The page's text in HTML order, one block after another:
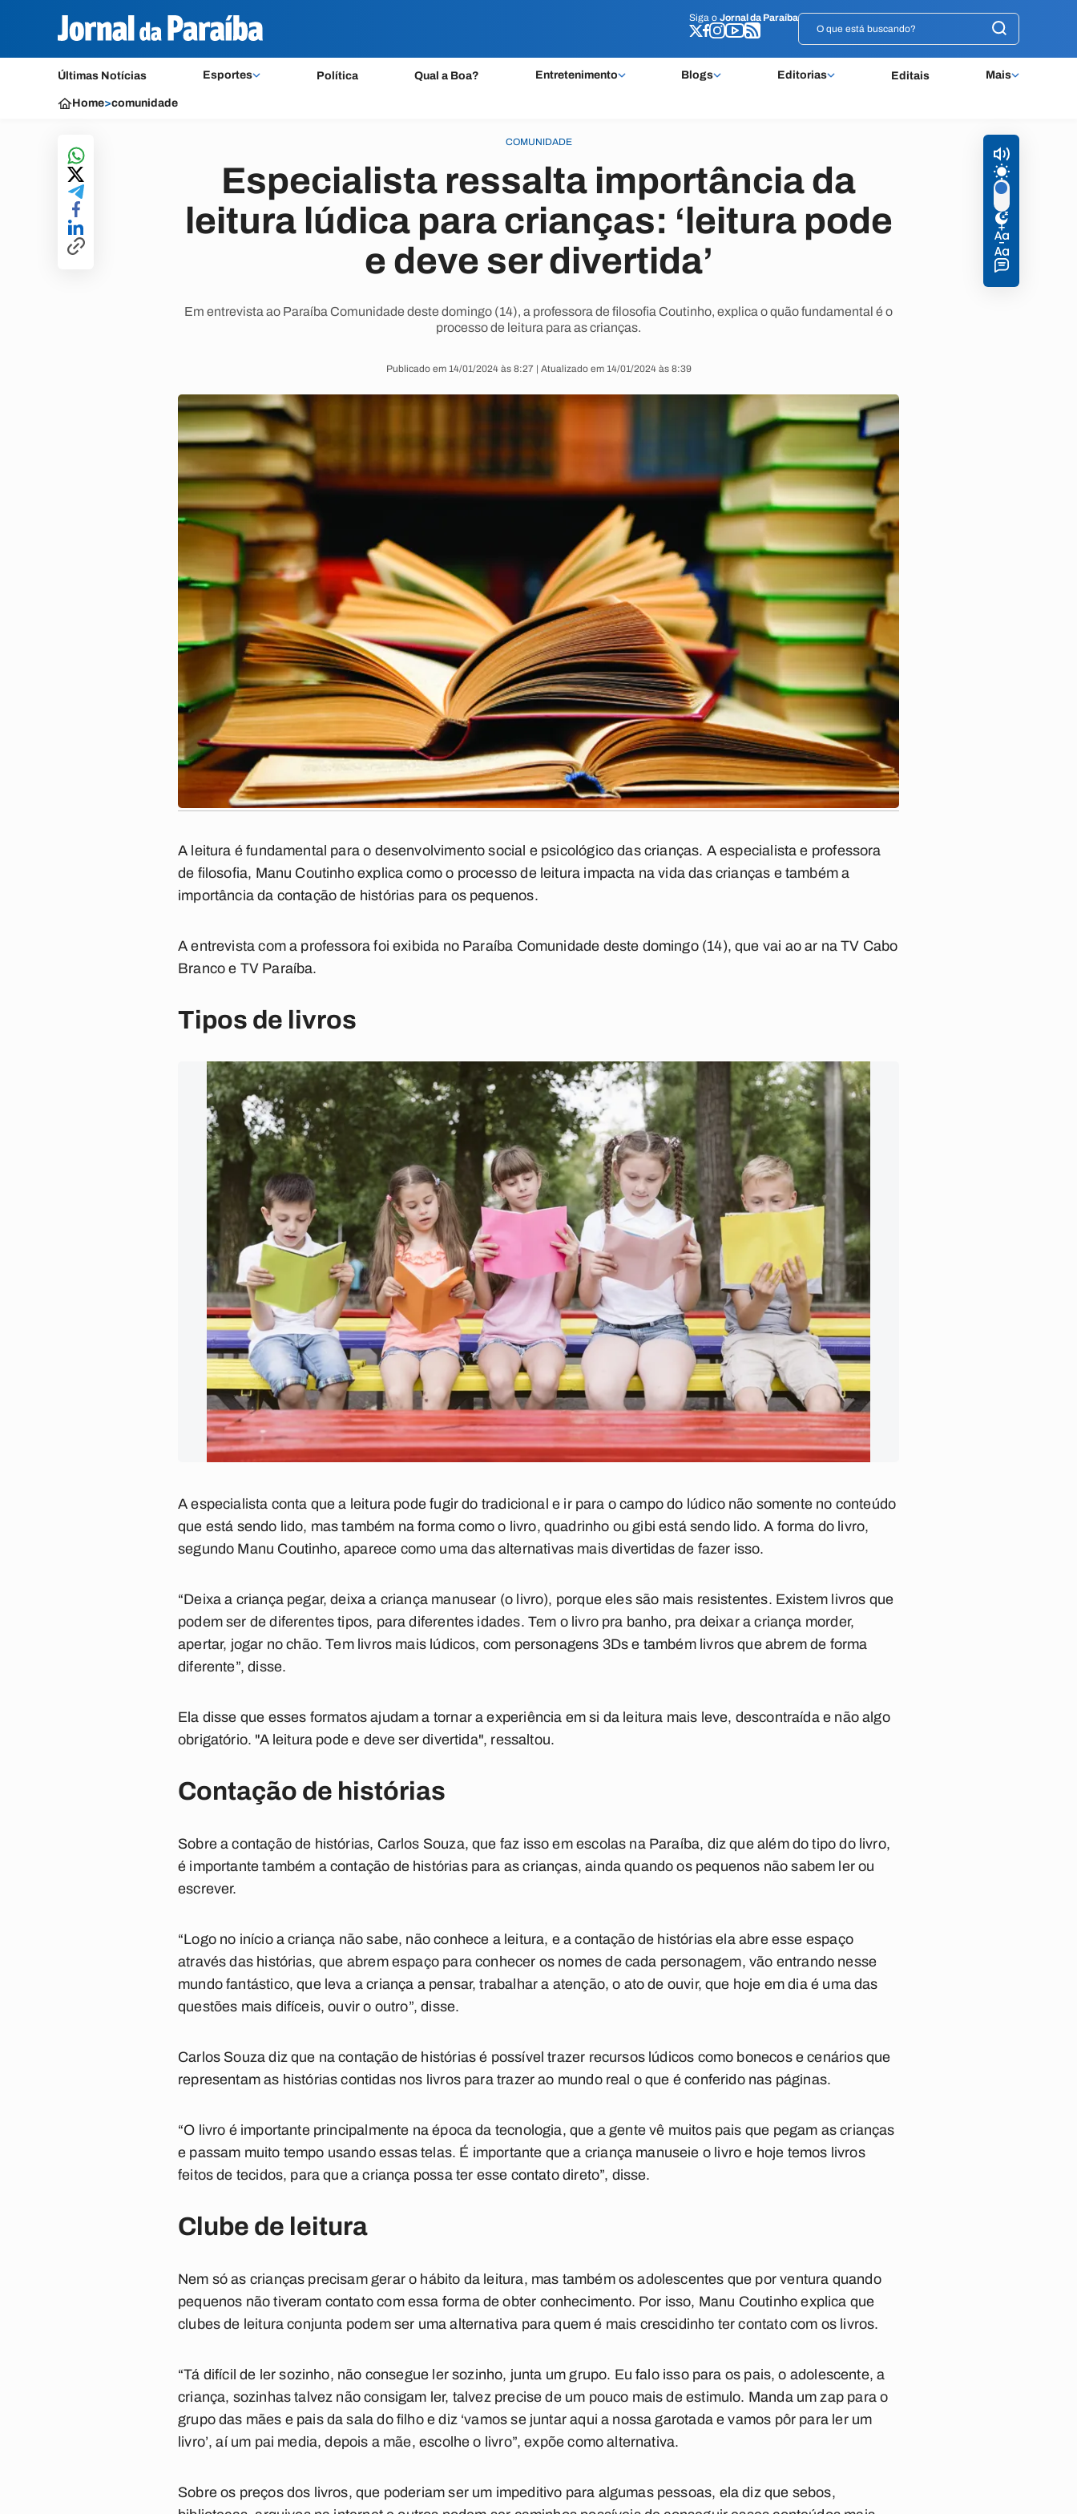
Siga o Jornal da Paraíba
Últimas Notícias Esportes Política Qual a Boa? Entretenimento Blogs Editorias Editais Mais
Siga o Jornal da Paraíba
Home>comunidade
COMUNIDADE
Especialista ressalta importância da
leitura lúdica para crianças: ‘leitura pode
e deve ser divertida’
Em entrevista ao Paraíba Comunidade deste domingo (14), a professora de filosofia Coutinho, explica o quão fundamental é o
processo de leitura para as crianças.
Publicado em 14/01/2024 às 8:27 | Atualizado em 14/01/2024 às 8:39
A leitura é fundamental para o desenvolvimento social e psicológico das crianças. A especialista e professora
de filosofia, Manu Coutinho explica como o processo de leitura impacta na vida das crianças e também a
importância da contação de histórias para os pequenos.
A entrevista com a professora foi exibida no Paraíba Comunidade deste domingo (14), que vai ao ar na TV Cabo
Branco e TV Paraíba.
Tipos de livros
A especialista conta que a leitura pode fugir do tradicional e ir para o campo do lúdico não somente no conteúdo
que está sendo lido, mas também na forma como o livro, quadrinho ou gibi está sendo lido. A forma do livro,
segundo Manu Coutinho, aparece como uma das alternativas mais divertidas de fazer isso.
“Deixa a criança pegar, deixa a criança manusear (o livro), porque eles são mais resistentes. Existem livros que
podem ser de diferentes tipos, para diferentes idades. Tem o livro pra banho, pra deixar a criança morder,
apertar, jogar no chão. Tem livros mais lúdicos, com personagens 3Ds e também livros que abrem de forma
diferente”, disse.
Ela disse que esses formatos ajudam a tornar a experiência em si da leitura mais leve, descontraída e não algo
obrigatório. "A leitura pode e deve ser divertida", ressaltou.
Contação de histórias
Sobre a contação de histórias, Carlos Souza, que faz isso em escolas na Paraíba, diz que além do tipo do livro,
é importante também a contação de histórias para as crianças, ainda quando os pequenos não sabem ler ou
escrever.
“Logo no início a criança não sabe, não conhece a leitura, e a contação de histórias ela abre esse espaço
através das histórias, que abrem espaço para conhecer os nomes de cada personagem, vão entrando nesse
mundo fantástico, que leva a criança a pensar, trabalhar a atenção, o ato de ouvir, que hoje em dia é uma das
questões mais difíceis, ouvir o outro”, disse.
Carlos Souza diz que na contação de histórias é possível trazer recursos lúdicos como bonecos e cenários que
representam as histórias contidas nos livros para trazer ao mundo real o que é conferido nas páginas.
“O livro é importante principalmente na época da tecnologia, que a gente vê muitos pais que pegam as crianças
e passam muito tempo usando essas telas. É importante que a criança manuseie o livro e hoje temos livros
feitos de tecidos, para que a criança possa ter esse contato direto”, disse.
Clube de leitura
Nem só as crianças precisam gerar o hábito da leitura, mas também os adolescentes que por ventura quando
pequenos não tiveram contato com essa forma de obter conhecimento. Por isso, Manu Coutinho explica que
clubes de leitura conjunta podem ser uma alternativa para quem é mais crescidinho ter contato com os livros.
“Tá difícil de ler sozinho, não consegue ler sozinho, junta um grupo. Eu falo isso para os pais, o adolescente, a
criança, sozinhas talvez não consigam ler, talvez precise de um pouco mais de estimulo. Manda um zap para o
grupo das mães e pais da sala do filho e diz ‘vamos se juntar aqui a nossa garotada e vamos pôr para ler um
livro’, aí um pai media, depois a mãe, escolhe o livro”, expõe como alternativa.
Sobre os preços dos livros, que poderiam ser um impeditivo para algumas pessoas, ela diz que sebos,